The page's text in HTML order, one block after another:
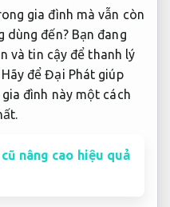
gia đình mà vẫn còn
đến? Bạn đang
và tin cậy để thanh lý
để Đại Phát giúp
đình này một cách
nâng cao hiệu quả